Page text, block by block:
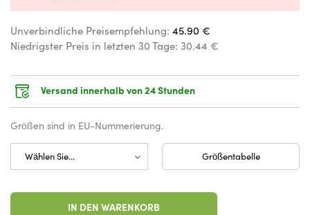
Unverbindliche Preisempfehlung: 45.90 €
Niedrigster Preis in letzten 30 Tage: 30.44 €
Versand innerhalb von 24 Stunden
Größen sind in EU-Nummerierung.
Größentabelle
IN DEN WARENKORB